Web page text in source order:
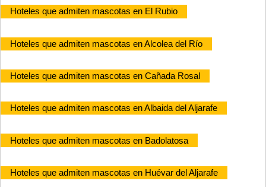
Hoteles que admiten mascotas en El Rubio
Hoteles que admiten mascotas en Alcolea del Río
Hoteles que admiten mascotas en Cañada Rosal
Hoteles que admiten mascotas en Albaida del Aljarafe
Hoteles que admiten mascotas en Badolatosa
Hoteles que admiten mascotas en Huévar del Aljarafe